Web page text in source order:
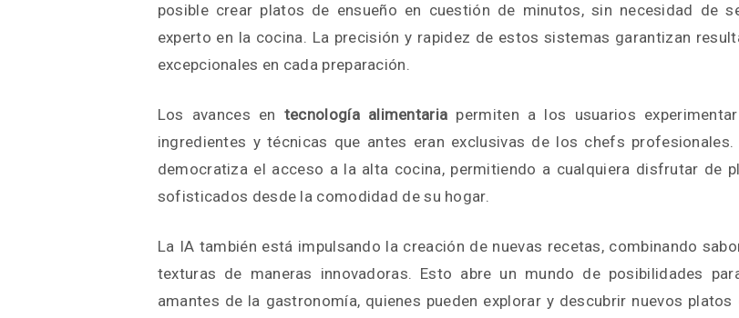
posible crear platos de ensueño en cuestión de minutos, sin necesidad de
experto en la cocina. La precisión y rapidez de estos sistemas garantizan
excepcionales en cada preparación.
Los avances en tecnología alimentaria permiten a los usuarios
ingredientes y técnicas que antes eran exclusivas de los chefs profesionales.
democratiza el acceso a la alta cocina, permitiendo a cualquiera disfrutar de
sofisticados desde la comodidad de su hogar.
La IA también está impulsando la creación de nuevas recetas, combinando
texturas de maneras innovadoras. Esto abre un mundo de posibilidades
amantes de la gastronomía, quienes pueden explorar y descubrir nuevos platos